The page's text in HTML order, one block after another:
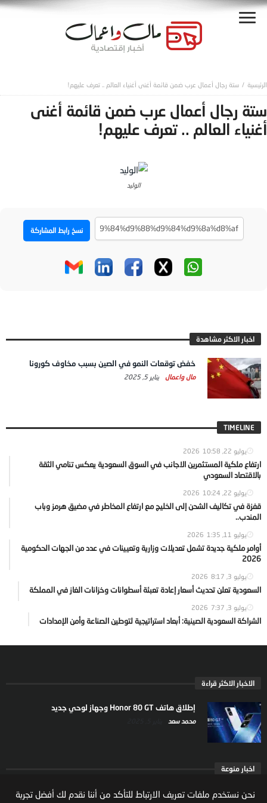
ستة رجال أعمال عرب ضمن قائمة أغنى أغنياء العالم .. تعرف عليهم!
ستة رجال أعمال عرب ضمن قائمة أغنى
أغنياء العالم .. تعرف عليهم!
الوليد
نسخ رابط المشاركة
اخبار الاكثر مشاهدة
خفض توقعات النمو في الصين بسبب مخاوف كورونا
مال واعمال يناير 5, 2025
TIMELINE
يوليو 22, 2026 10:58
ارتفاع ملكية المستثمرين الاجانب في السوق السعودية يعكس تنامي الثقة
بالاقتصاد السعودي
يوليو 22, 2026 10:24
قفزة في تكاليف الشحن إلى الخليج مع ارتفاع المخاطر في مضيق هرمز وباب
المندب..
يوليو 11, 2026 1:35
أوامر ملكية جديدة تشمل تعديلات وزارية وتعيينات في عدد من الجهات الحكومية
2026
يوليو 3, 2026 8:17
السعودية تعلن تحديث أسعار إعادة تعبئة أسطوانات وخزانات الغاز في المملكة
يوليو 3, 2026 7:37
الشراكة السعودية الصينية: أبعاد استراتيجية لتوطين الصناعة وأمن الإمدادات
الاخبار الاكثر قراءة
إطلاق هاتف Honor 80 GT وجهاز لوحي جديد
محمد سعد
اخبار منوعة
ارتفاع ملكية المستثمرين الاجانب في السوق السعودية
نحن نستخدم ملفات تعريف الارتباط للتأكد من أننا نقدم لك أفضل تجربة